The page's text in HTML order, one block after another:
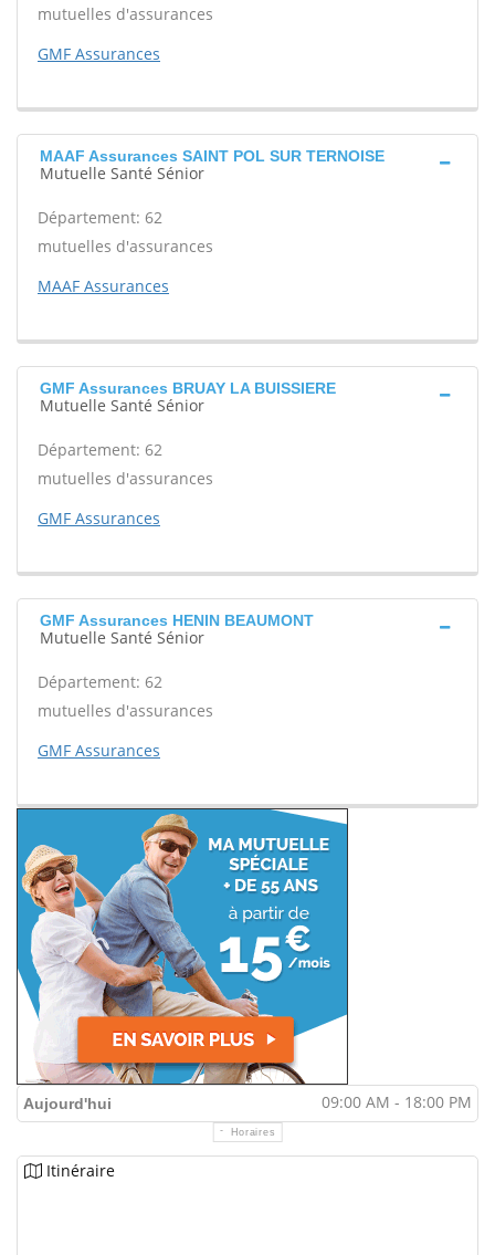
mutuelles d'assurances
GMF Assurances
MAAF Assurances SAINT POL SUR TERNOISE
Mutuelle Santé Sénior
Département: 62
mutuelles d'assurances
MAAF Assurances
GMF Assurances BRUAY LA BUISSIERE
Mutuelle Santé Sénior
Département: 62
mutuelles d'assurances
GMF Assurances
GMF Assurances HENIN BEAUMONT
Mutuelle Santé Sénior
Département: 62
mutuelles d'assurances
GMF Assurances
Aujourd'hui 09:00 AM - 18:00 PM
Horaires
Itinéraire